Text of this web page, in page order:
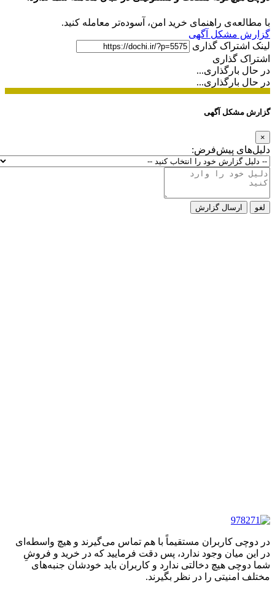
با مطالعه‌ی راهنمای خرید امن، آسوده‌تر معامله کنید.
گزارش مشکل آگهی
لینک اشتراک گذاری
اشتراک گذاری
در حال بارگذاری...
در حال بارگذاری...
گزارش مشکل آگهی
×
دلیل‌های پیش‌فرض:
لغو ارسال گزارش
در دوچی کاربران مستقیماً با هم تماس می‌گیرند و هیچ واسطه‌ای
در این میان وجود ندارد، پس دقت فرمایید که در خرید و فروشِ
شما دوچی هیچ دخالتی ندارد و کاربران باید خودشان جنبه‌های
مختلف امنیتی را در نظر بگیرند.